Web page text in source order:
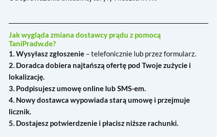
Jak wygląda zmiana dostawcy prądu z pomocą
TaniPradw.de?
1. Wysyłasz zgłoszenie– telefonicznie lub przez formularz.
2. Doradca dobiera najtańszą ofertę pod Twoje zużycie i
lokalizację.
3. Podpisujesz umowę online lub SMS-em.
4. Nowy dostawca wypowiada starą umowę i przejmuje
licznik.
5. Dostajesz potwierdzenie i płacisz niższe rachunki.